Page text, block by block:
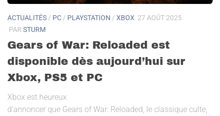
ACTUALITÉS / PC / PLAYSTATION / XBOX 27 AOÛT 2025
PAR STURM
Gears of War: Reloaded est
disponible dès aujourd’hui sur
Xbox, PS5 et PC
Xbox est heureux
d’annoncer que Gears of War: Reloaded, le classique culte,